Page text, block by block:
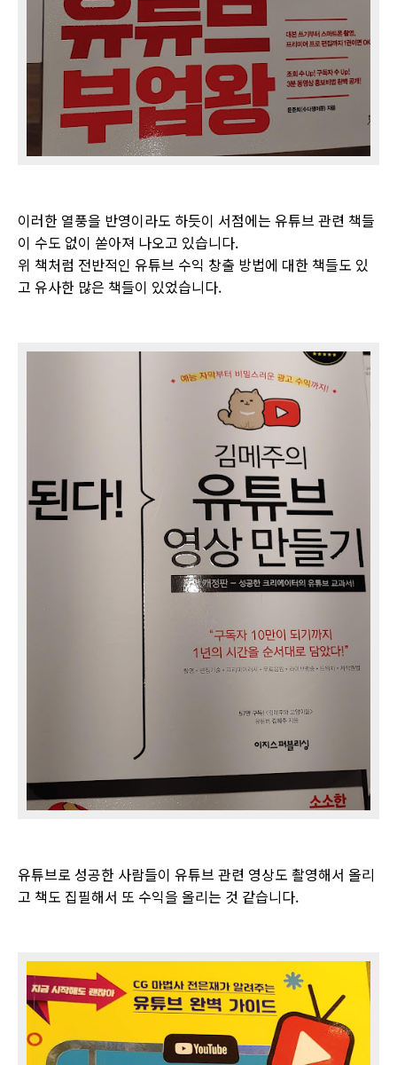
이러한 열풍을 반영이라도 하듯이 서점에는 유튜브 관련 책들
이 수도 없이 쏟아져 나오고 있습니다.
위 책처럼 전반적인 유튜브 수익 창출 방법에 대한 책들도 있
고 유사한 많은 책들이 있었습니다.
유튜브로 성공한 사람들이 유튜브 관련 영상도 촬영해서 올리
고 책도 집필해서 또 수익을 올리는 것 같습니다.